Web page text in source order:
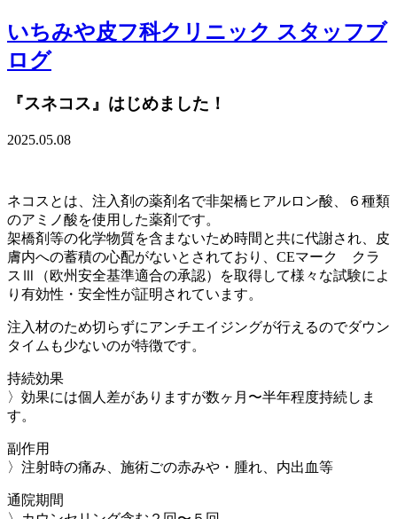
いちみや皮フ科クリニック スタッフブ
ログ
『スネコス』はじめました！
2025.05.08
ネコスとは、注入剤の薬剤名で非架橋ヒアルロン酸、６種類
のアミノ酸を使用した薬剤です。
架橋剤等の化学物質を含まないため時間と共に代謝され、皮
膚内への蓄積の心配がないとされており、CEマーク クラ
スⅢ（欧州安全基準適合の承認）を取得して様々な試験によ
り有効性・安全性が証明されています。
注入材のため切らずにアンチエイジングが行えるのでダウン
タイムも少ないのが特徴です。
持続効果
〉効果には個人差がありますが数ヶ月〜半年程度持続しま
す。
副作用
〉注射時の痛み、施術ごの赤みや・腫れ、内出血等
通院期間